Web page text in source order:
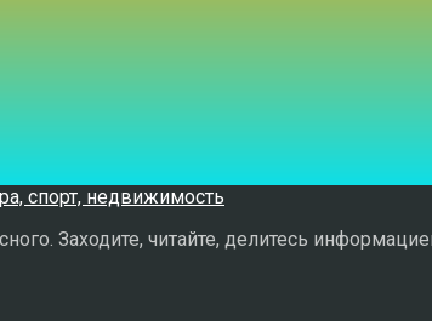
Заходите, читайте, делитесь